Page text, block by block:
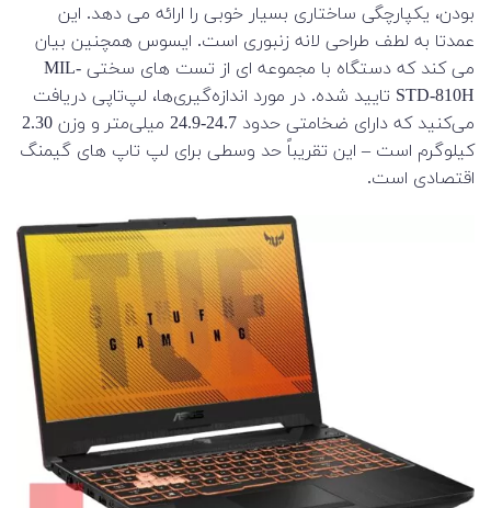
بودن، یکپارچگی ساختاری بسیار خوبی را ارائه می دهد. این
عمدتا به لطف طراحی لانه زنبوری است. ایسوس همچنین بیان
می کند که دستگاه با مجموعه ای از تست های سختی MIL-
STD-810H تایید شده. در مورد اندازه‌گیری‌ها، لپ‌تاپی دریافت
می‌کنید که دارای ضخامتی حدود 24.7-24.9 میلی‌متر و وزن 2.30
کیلوگرم است – این تقریباً حد وسطی برای لپ تاپ های گیمنگ
اقتصادی است.